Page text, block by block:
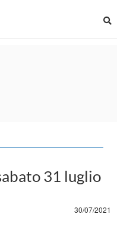
31 luglio
30/07/2021